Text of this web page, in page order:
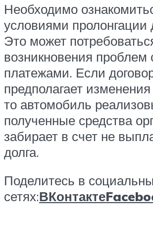
Необходимо
условиями пролонгации
Это может
возникновения проблем
платежами. Если
предполагает
то автомобиль
полученные средства
забирает в счет не
долга.
Поделитесь в
сетях:ВКонтакте